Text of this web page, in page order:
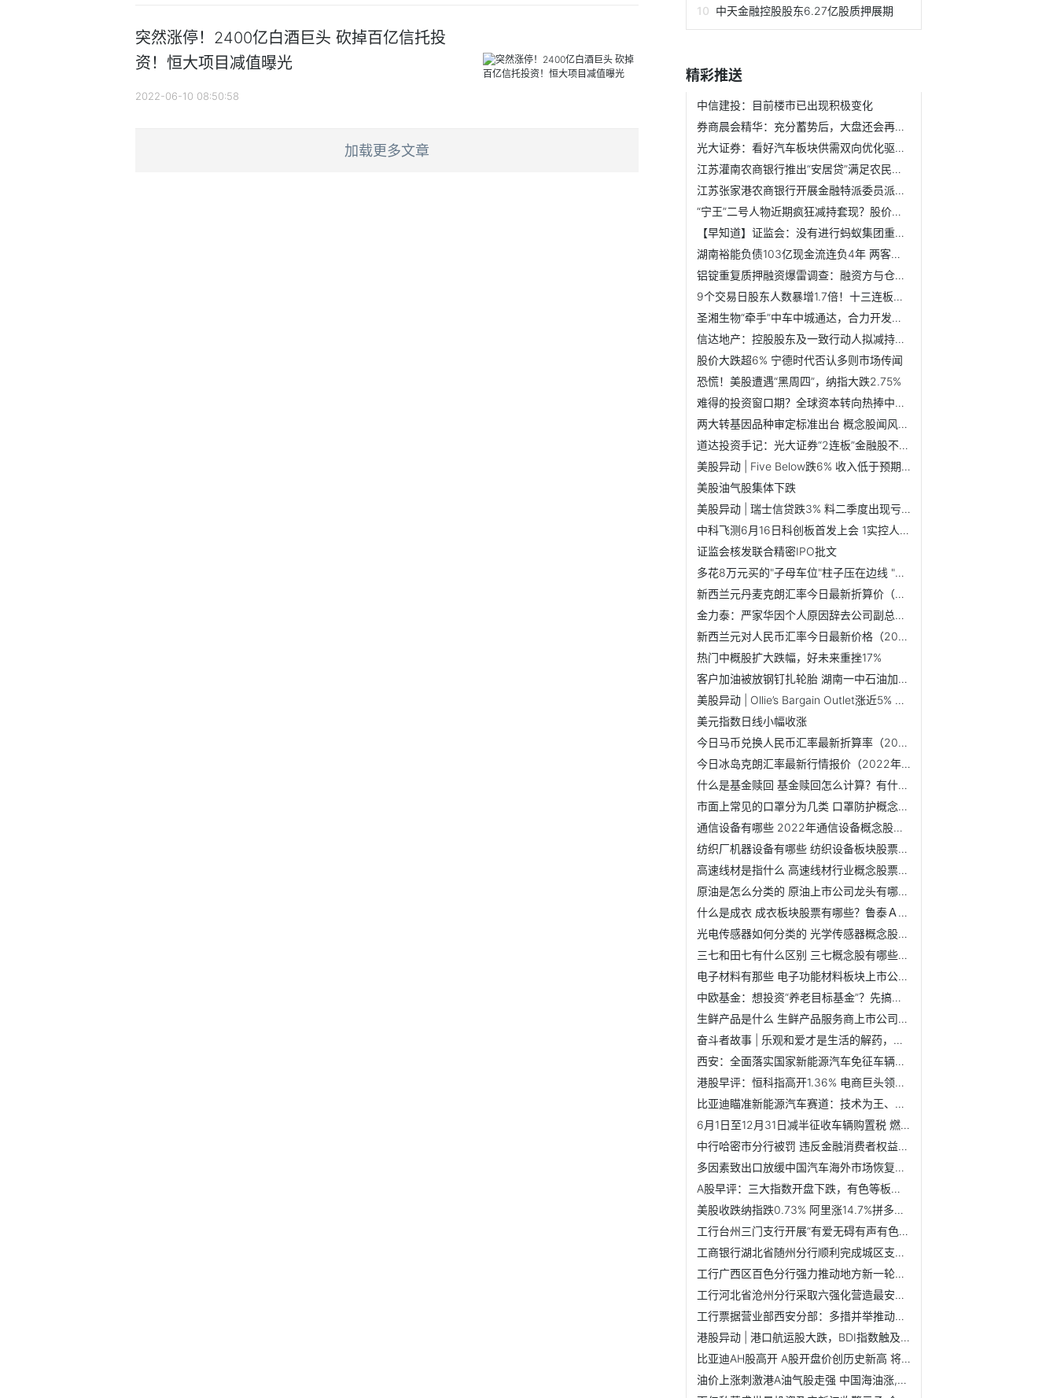
突然涨停！2400亿白酒巨头 砍掉百亿信托投
资！恒大项目减值曝光
2022-06-10 08:50:58
加载更多文章
中天金融控股股东6.27亿股质押展期
精彩推送
中信建投：目前楼市已出现积极变化
券商晨会精华：充分蓄势后，大盘还会再创新高
光大证券：看好汽车板块供需双向优化驱动的投资机会
江苏灌南农商银行推出“安居贷”满足农民翻建 扩建资金需求
江苏张家港农商银行开展金融特派委员派驻专项行动
“宁王”二号人物近期疯狂减持套现？股价大跌之际北向抄底，...
【早知道】证监会：没有进行蚂蚁集团重启上市的评估和研究工...
湖南裕能负债103亿现金流连负4年 两客户突击成股东
铝锭重复质押融资爆雷调查：融资方与仓储暗通“款”曲 多家...
9个交易日股东人数暴增1.7倍！十三连板大牛股停牌核查完毕明...
圣湘生物“牵手”中车中城通达，合力开发推广医疗车项目
信达地产：控股股东及一致行动人拟减持不超2852万股
股价大跌超6% 宁德时代否认多则市场传闻
恐慌！美股遭遇“黑周四”，纳指大跌2.75%
难得的投资窗口期？全球资本转向热捧中国股票
两大转基因品种审定标准出台 概念股闻风而动
道达投资手记：光大证券“2连板”金融股不在风口
美股异动 | Five Below跌6% 收入低于预期 下调全年业绩指引
美股油气股集体下跌
美股异动 | 瑞士信贷跌3% 料二季度出现亏损
中科飞测6月16日科创板首发上会 1实控人为美国国籍
证监会核发联合精密IPO批文
多花8万元买的"子母车位"柱子压在边线 "新湖"强调"方便"
新西兰元丹麦克朗汇率今日最新折算价（2022年6月9日）
金力泰：严家华因个人原因辞去公司副总裁职务
新西兰元对人民币汇率今日最新价格（2022年6月9日）
热门中概股扩大跌幅，好未来重挫17%
客户加油被放钢钉扎轮胎 湖南一中石油加油站：正在调查
美股异动 | Ollie’s Bargain Outlet涨近5% 获大行看好
美元指数日线小幅收涨
今日马币兑换人民币汇率最新折算率（2022年6月9日）
今日冰岛克朗汇率最新行情报价（2022年6月9日）
什么是基金赎回 基金赎回怎么计算？有什么收费规则和标准
市面上常见的口罩分为几类 口罩防护概念股有哪些？首航高科...
通信设备有哪些 2022年通信设备概念股有哪些？ST高升最新A股...
纺织厂机器设备有哪些 纺织设备板块股票有哪些？卓郎智能7日...
高速线材是指什么 高速线材行业概念股票有哪些？安阳钢铁7日...
原油是怎么分类的 原油上市公司龙头有哪些？中国石油近30个...
什么是成衣 成衣板块股票有哪些？鲁泰Ａ5日内股价下跌0.14%
光电传感器如何分类的 光学传感器概念股有哪些?韵达股份近7...
三七和田七有什么区别 三七概念股有哪些?信邦制药7日内股价...
电子材料有那些 电子功能材料板块上市公司有哪些？
中欧基金：想投资“养老目标基金”？先搞懂这些问题！
生鲜产品是什么 生鲜产品服务商上市公司龙头有哪些？
奋斗者故事 | 乐观和爱才是生活的解药，一路向前吧
西安：全面落实国家新能源汽车免征车辆购置税政策
港股早评：恒科指高开1.36% 电商巨头领衔大市上涨
比亚迪瞄准新能源汽车赛道：技术为王、创新为本
6月1日至12月31日减半征收车辆购置税 燃油车价格上涨
中行哈密市分行被罚 违反金融消费者权益保护相关规定
多因素致出口放缓中国汽车海外市场恢复正常水平
A股早评：三大指数开盘下跌，有色等板块低开靠前
美股收跌纳指跌0.73% 阿里涨14.7%拼多多涨9.7%
工行台州三门支行开展“有爱无碍有声有色”无障碍观影活动
工商银行湖北省随州分行顺利完成城区支行直通式改革工作
工行广西区百色分行强力推动地方新一轮重大项目贷款营销高潮
工行河北省沧州分行采取六强化营造最安全银行氛围
工行票据营业部西安分部：多措并举推动区域票据业务高质量发展
港股异动 | 港口航运股大跌，BDI指数触及逾一个月低点
比亚迪AH股高开 A股开盘价创历史新高 将回购价格上限从300...
油价上涨刺激港A油气股走强 中国海油涨,4%创上市新高